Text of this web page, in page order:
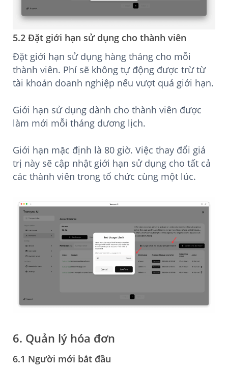
5.2 Đặt giới hạn sử dụng cho thành viên
Đặt giới hạn sử dụng hàng tháng cho mỗi
thành viên. Phí sẽ không tự động được trừ từ
tài khoản doanh nghiệp nếu vượt quá giới hạn.
Giới hạn sử dụng dành cho thành viên được
làm mới mỗi tháng dương lịch.
Giới hạn mặc định là 80 giờ. Việc thay đổi giá
trị này sẽ cập nhật giới hạn sử dụng cho tất cả
các thành viên trong tổ chức cùng một lúc.
6. Quản lý hóa đơn
6.1 Người mới bắt đầu